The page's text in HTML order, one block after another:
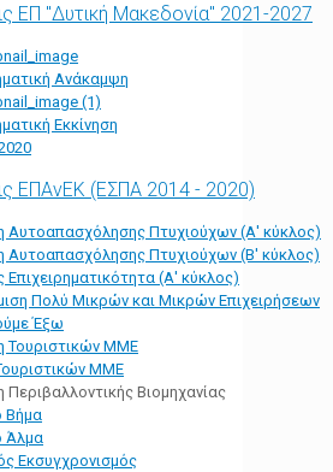
ΕΠ "Δυτική Μακεδονία" 2021-2027
Ανάκαμψη
Εκκίνηση
ΕΠΑνΕΚ (ΕΣΠΑ 2014 - 2020)
Αυτοαπασχόλησης Πτυχιούχων (Α' κύκλος)
Αυτοαπασχόλησης Πτυχιούχων (Β' κύκλος)
(Α' κύκλος)
Πολύ Μικρών και Μικρών Επιχειρήσεων
Έξω
Τουριστικών ΜΜΕ
ΜΜΕ
Περιβαλλοντικής Βιομηχανίας
Βήμα
Άλμα
Εκσυγχρονισμός